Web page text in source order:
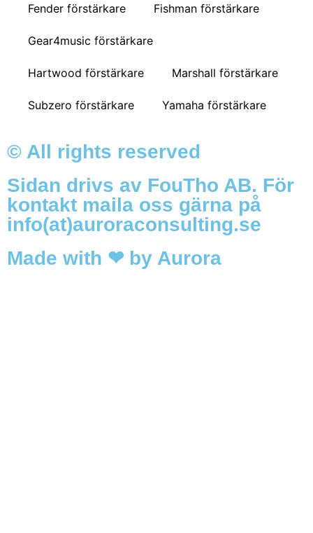
Fender förstärkare Fishman förstärkare
Gear4music förstärkare
Hartwood förstärkare Marshall förstärkare
Subzero förstärkare Yamaha förstärkare
© All rights reserved
Sidan drivs av FouTho AB. För
kontakt maila oss gärna på
info(at)auroraconsulting.se
Made with ❤ by Aurora